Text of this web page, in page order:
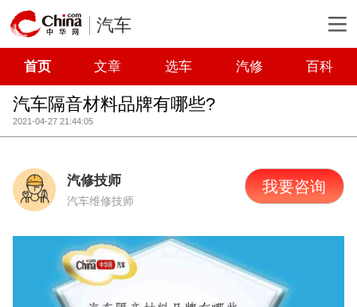
汽车
首页 文章 选车 汽修 百科
汽车隔音材料品牌有哪些?
2021-04-27 21:44:05
汽修技师
汽车维修技师
我要咨询